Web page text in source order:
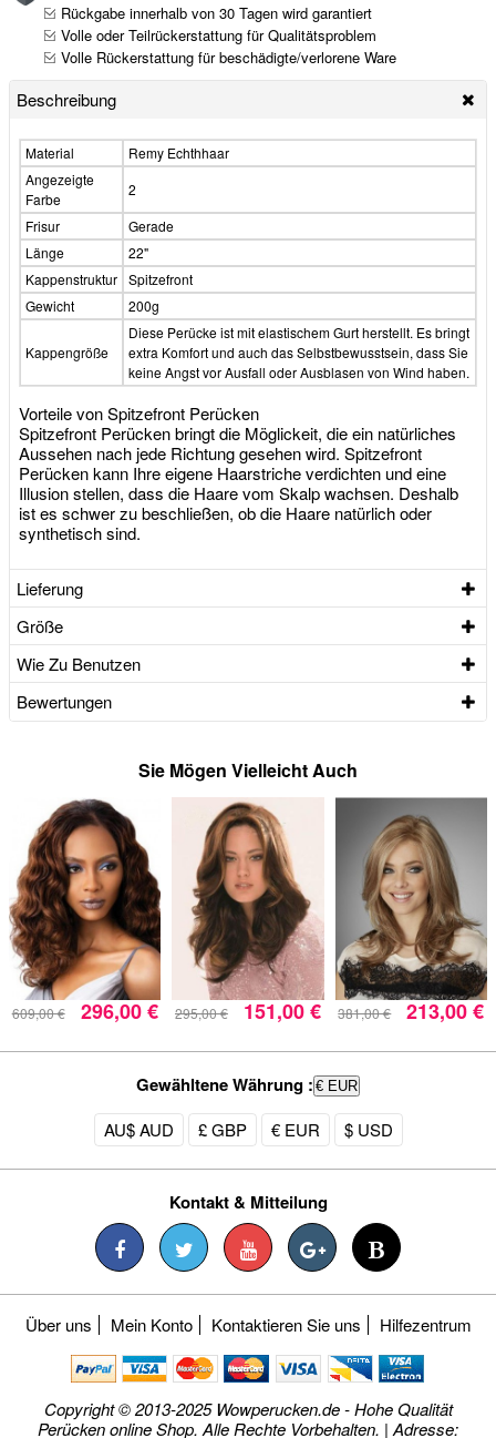
Rückgabe innerhalb von 30 Tagen wird garantiert
Volle oder Teilrückerstattung für Qualitätsproblem
Volle Rückerstattung für beschädigte/verlorene Ware
Beschreibung
Material
Remy Echthhaar
Angezeigte
Farbe
2
Frisur
Gerade
Länge
22"
Kappenstruktur Spitzefront
Gewicht
200g
Kappengröße
Diese Perücke ist mit elastischem Gurt herstellt. Es bringt
extra Komfort und auch das Selbstbewusstsein, dass Sie
keine Angst vor Ausfall oder Ausblasen von Wind haben.
Vorteile von Spitzefront Perücken
Spitzefront Perücken bringt die Möglickeit, die ein natürliches
Aussehen nach jede Richtung gesehen wird. Spitzefront
Perücken kann Ihre eigene Haarstriche verdichten und eine
Illusion stellen, dass die Haare vom Skalp wachsen. Deshalb
ist es schwer zu beschließen, ob die Haare natürlich oder
synthetisch sind.
Lieferung
Größe
Wie Zu Benutzen
Bewertungen
Sie Mögen Vielleicht Auch
609,00 € 296,00 € 295,00 € 151,00 € 381,00 € 213,00 €
Gewähltene Währung : € EUR
AU$ AUD £ GBP € EUR $ USD
Kontakt & Mitteilung
Über uns Mein Konto Kontaktieren Sie uns Hilfezentrum
Copyright © 2013-2025 Wowperucken.de - Hohe Qualität
Perücken online Shop. Alle Rechte Vorbehalten. | Adresse: